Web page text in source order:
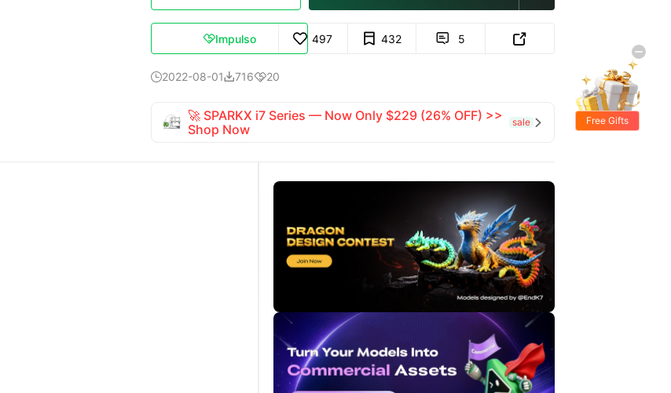
Impulso 497 432  5 
2022-08-0171620
🚀 SPARKX i7 Series — Now Only $229 (26% OFF) >>
Shop Now
sale  Free Gifts